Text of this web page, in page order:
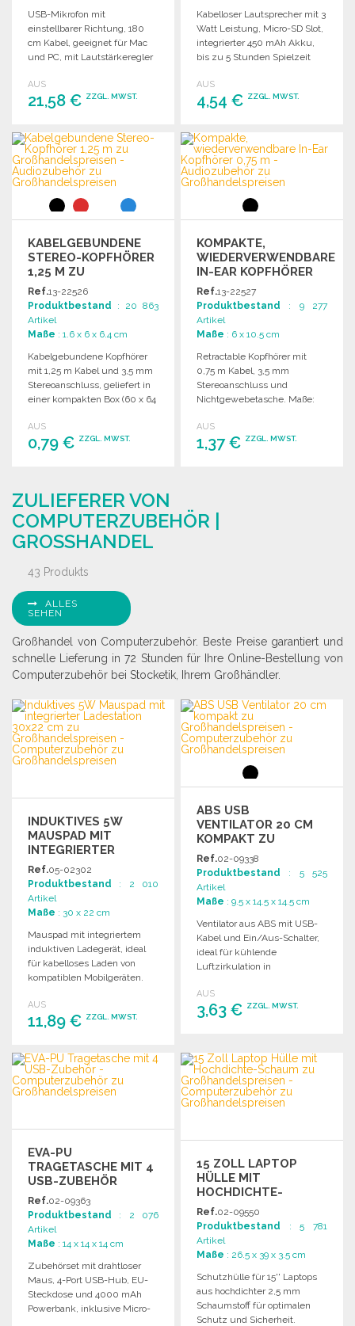
USB-Mikrofon mit
einstellbarer Richtung, 180
cm Kabel, geeignet für Mac
und PC, mit Lautstärkeregler
AUS
21,58 € ZZGL. MWST.
BESTELLEN
Angebot anfordern
Kabelloser Lautsprecher mit 3
Watt Leistung, Micro-SD Slot,
integrierter 450 mAh Akku,
bis zu 5 Stunden Spielzeit
AUS
4,54 € ZZGL. MWST.
BESTELLEN
Angebot anfordern
KABELGEBUNDENE
STEREO-KOPFHÖRER
1,25 M ZU
GROSSHANDELSPREISEN
Ref.13-22526
Produktbestand : 20 863
Artikel
Maße : 1.6 x 6 x 6.4 cm
Kabelgebundene Kopfhörer
mit 1,25 m Kabel und 3,5 mm
Stereoanschluss, geliefert in
einer kompakten Box (60 x 64
AUS
0,79 € ZZGL. MWST.
Angebot anfordern
KOMPAKTE,
WIEDERVERWENDBARE
IN-EAR KOPFHÖRER
0,75 M
Ref.13-22527
Produktbestand : 9 277
Artikel
Maße : 6 x 10.5 cm
Retractable Kopfhörer mit
0,75 m Kabel, 3,5 mm
Stereoanschluss und
Nichtgewebetasche. Maße:
105 mm.
AUS
1,37 € ZZGL. MWST.
ZULIEFERER VON
COMPUTERZUBEHÖR |
GROSSHANDEL
43 Produkts
ALLES
SEHEN
Großhandel von Computerzubehör. Beste Preise garantiert und
schnelle Lieferung in 72 Stunden für Ihre Online-Bestellung von
Computerzubehör bei Stocketik, Ihrem Großhändler.
INDUKTIVES 5W
MAUSPAD MIT
INTEGRIERTER
LADESTATION 30X22
CM
Ref.05-02302
Produktbestand : 2 010
Artikel
Maße : 30 x 22 cm
Mauspad mit integriertem
induktiven Ladegerät, ideal
für kabelloses Laden von
kompatiblen Mobilgeräten.
Kabel.
AUS
11,89 € ZZGL. MWST.
BESTELLEN
Angebot anfordern
ABS USB
VENTILATOR 20 CM
KOMPAKT ZU
GROSSHANDELSPREISEN
Ref.02-09338
Produktbestand : 5 525
Artikel
Maße : 9.5 x 14.5 x 14.5 cm
Ventilator aus ABS mit USB-
Kabel und Ein/Aus-Schalter,
ideal für kühlende
Luftzirkulation in
Anwendungen.
AUS
3,63 € ZZGL. MWST.
Angebot anfordern
EVA-PU
TRAGETASCHE MIT 4
USB-ZUBEHÖR
Ref.02-09363
Produktbestand : 2 076
Artikel
Maße : 14 x 14 x 14 cm
Zubehörset mit drahtloser
Maus, 4-Port USB-Hub, EU-
Steckdose und 4000 mAh
Powerbank, inklusive Micro-
15 ZOLL LAPTOP
HÜLLE MIT
HOCHDICHTE-
SCHAUM
Ref.02-09550
Produktbestand : 5 781
Artikel
Maße : 26.5 x 39 x 3.5 cm
Schutzhülle für 15'' Laptops
aus hochdichter 2,5 mm
Schaumstoff für optimalen
Schutz und Sicherheit.